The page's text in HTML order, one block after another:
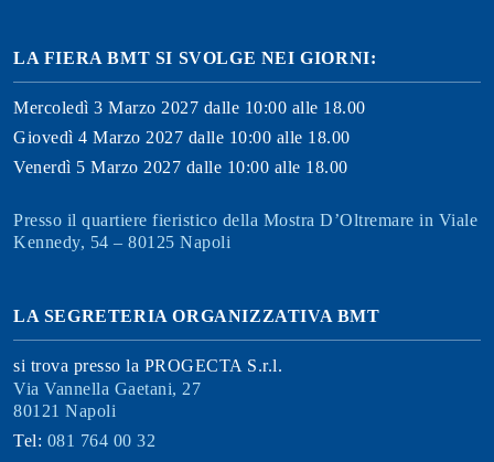
LA FIERA BMT SI SVOLGE NEI GIORNI:
Mercoledì 3 Marzo 2027 dalle 10:00 alle 18.00
Giovedì 4 Marzo 2027 dalle 10:00 alle 18.00
Venerdì 5 Marzo 2027 dalle 10:00 alle 18.00
Presso il quartiere fieristico della Mostra D’Oltremare in Viale
Kennedy, 54 – 80125 Napoli
LA SEGRETERIA ORGANIZZATIVA BMT
si trova presso la PROGECTA S.r.l.
Via Vannella Gaetani, 27
80121 Napoli
Tel: 081 764 00 32